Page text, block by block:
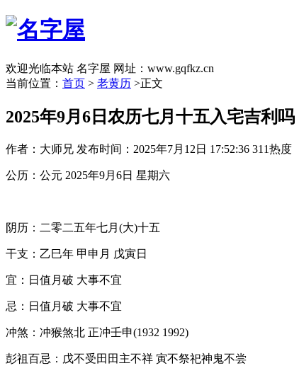
欢迎光临本站 名字屋 网址：www.gqfkz.cn
当前位置： 首页 > 老黄历 >正文
2025年9月6日农历七月十五入宅吉利
作者：大师兄 发布时间：2025年7月12日 17:52:36 311热度
公历：公元 2025年9月6日 星期六
阴历：二零二五年七月(大)十五
干支：乙巳年 甲申月 戊寅日
宜：日值月破 大事不宜
忌：日值月破 大事不宜
冲煞：冲猴煞北 正冲壬申(1932 1992)
彭祖百忌：戊不受田田主不祥 寅不祭祀神鬼不尝